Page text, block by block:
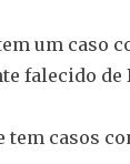
um caso
falecido de
casos